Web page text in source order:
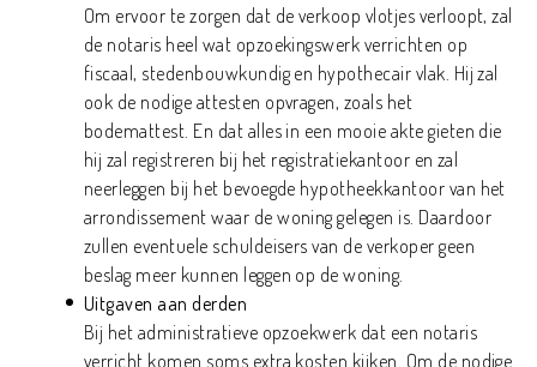
Om ervoor te zorgen dat de verkoop vlotjes verloopt, zal
de notaris heel wat opzoekingswerk verrichten op
fiscaal, stedenbouwkundig en hypothecair vlak. Hij zal
ook de nodige attesten opvragen, zoals het
bodemattest. En dat alles in een mooie akte gieten die
hij zal registreren bij het registratiekantoor en zal
neerleggen bij het bevoegde hypotheekkantoor van het
arrondissement waar de woning gelegen is. Daardoor
zullen eventuele schuldeisers van de verkoper geen
beslag meer kunnen leggen op de woning.
Uitgaven aan derden
Bij het administratieve opzoekwerk dat een notaris
verricht komen soms extra kosten kijken. Om de nodige